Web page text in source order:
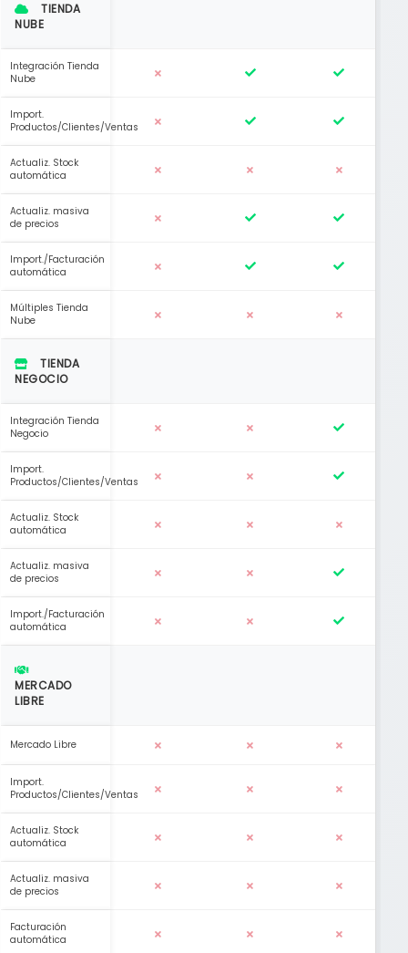
TIENDA
NUBE
Integración Tienda
Nube
Import.
Productos/Clientes/Ventas
Actualiz. Stock
automática
Actualiz. masiva
de precios
Import./Facturación
automática
Múltiples Tienda
Nube
TIENDA
NEGOCIO
Integración Tienda
Negocio
Import.
Productos/Clientes/Ventas
Actualiz. Stock
automática
Actualiz. masiva
de precios
Import./Facturación
automática
MERCADO
LIBRE
Mercado Libre
Import.
Productos/Clientes/Ventas
Actualiz. Stock
automática
Actualiz. masiva
de precios
Facturación
automática